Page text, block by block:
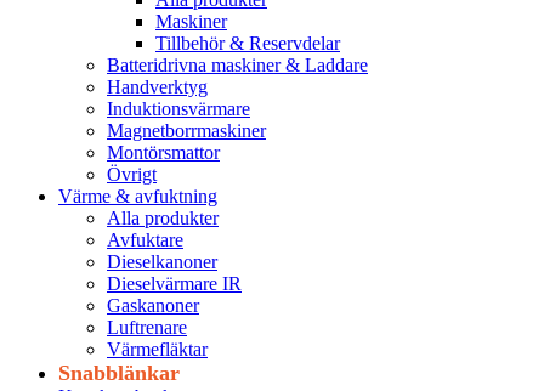
Maskiner
Tillbehör & Reservdelar
Batteridrivna maskiner & Laddare
Handverktyg
Induktionsvärmare
Magnetborrmaskiner
Montörsmattor
Övrigt
Värme & avfuktning
Alla produkter
Avfuktare
Dieselkanoner
Dieselvärmare IR
Gaskanoner
Luftrenare
Värmefläktar
Snabblänkar